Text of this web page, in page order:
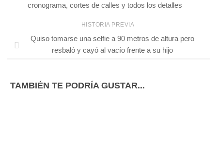
cronograma, cortes de calles y todos los detalles
HISTORIA PREVIA
Quiso tomarse una selfie a 90 metros de altura pero
resbaló y cayó al vacío frente a su hijo
TAMBIÉN TE PODRÍA GUSTAR...